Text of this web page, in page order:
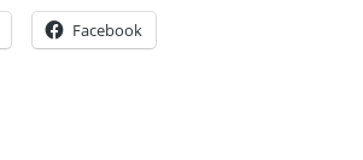
Facebook